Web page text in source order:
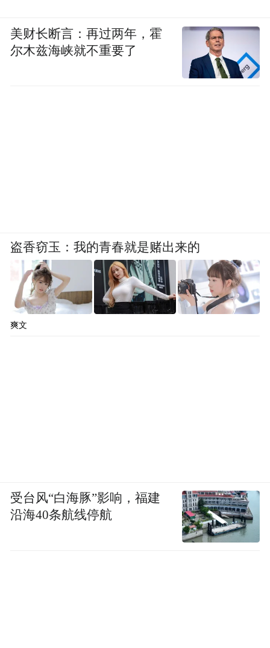
美财长断言：再过两年，霍
尔木兹海峡就不重要了
盗香窃玉：我的青春就是赌出来的
爽文
受台风“白海豚”影响，福建
沿海40条航线停航